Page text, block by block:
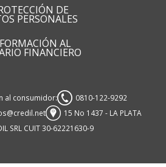
DE
PERSONALES
AL
FINANCIERO
al consumidor:
0810-122-9292
15 No 1437 - LA PLATA
SRL CUIT 30-62221630-9